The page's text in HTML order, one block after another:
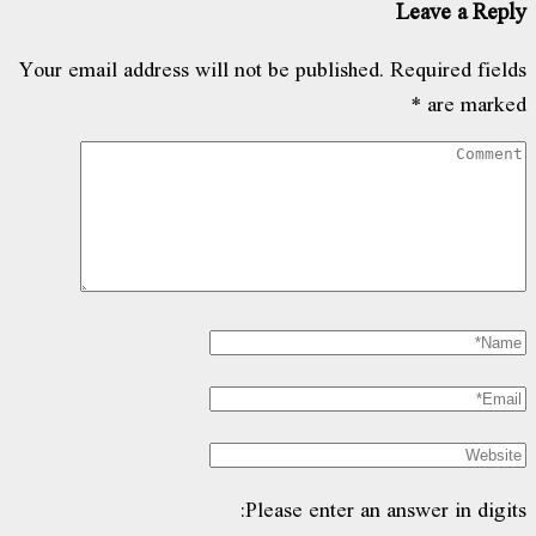
Leave a Reply
Your email address will not be published. Required fields
are marked
*
Please enter an answer in digits: